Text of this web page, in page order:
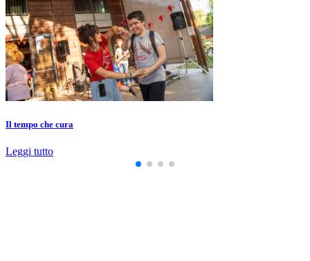
Il tempo che cura
Leggi tutto